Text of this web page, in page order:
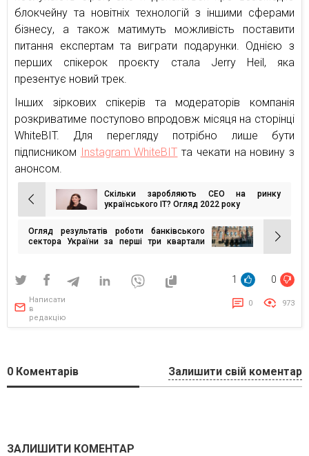
блокчейну та новітніх технологій з іншими сферами
бізнесу, а також матимуть можливість поставити
питання експертам та виграти подарунки. Однією з
перших спікерок проєкту стала Jerry Heil, яка
презентує новий трек.
Інших зіркових спікерів та модераторів компанія
розкриватиме поступово впродовж місяця на сторінці
WhiteBIT. Для перегляду потрібно лише бути
підписником Instagram WhiteBIT та чекати на новину з
анонсом.
Навігація
записів
Скільки заробляють СЕО на ринку
українського IT? Огляд 2022 року
Огляд результатів роботи банківського
сектора України за перші три квартали
1 0
Написати
в
редакцію
0 973
0 Коментарів Залишити свій коментар
ЗАЛИШИТИ КОМЕНТАР